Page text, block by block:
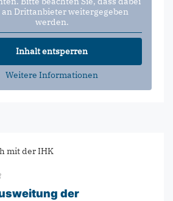
an Drittanbieter weitergegeben
werden.
Inhalt entsperren
Weitere Informationen
der